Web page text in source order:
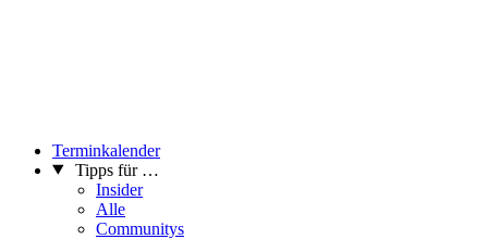
Terminkalender
Tipps für …
Insider
Alle
Communitys